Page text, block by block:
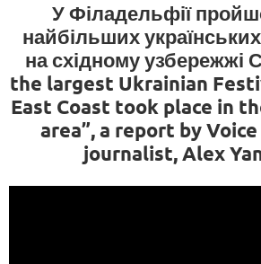
У Філадельфії
найбільших
на східному узбережжі
the largest Ukrainian
East Coast took place in
area”, a report by
journalist, Alex